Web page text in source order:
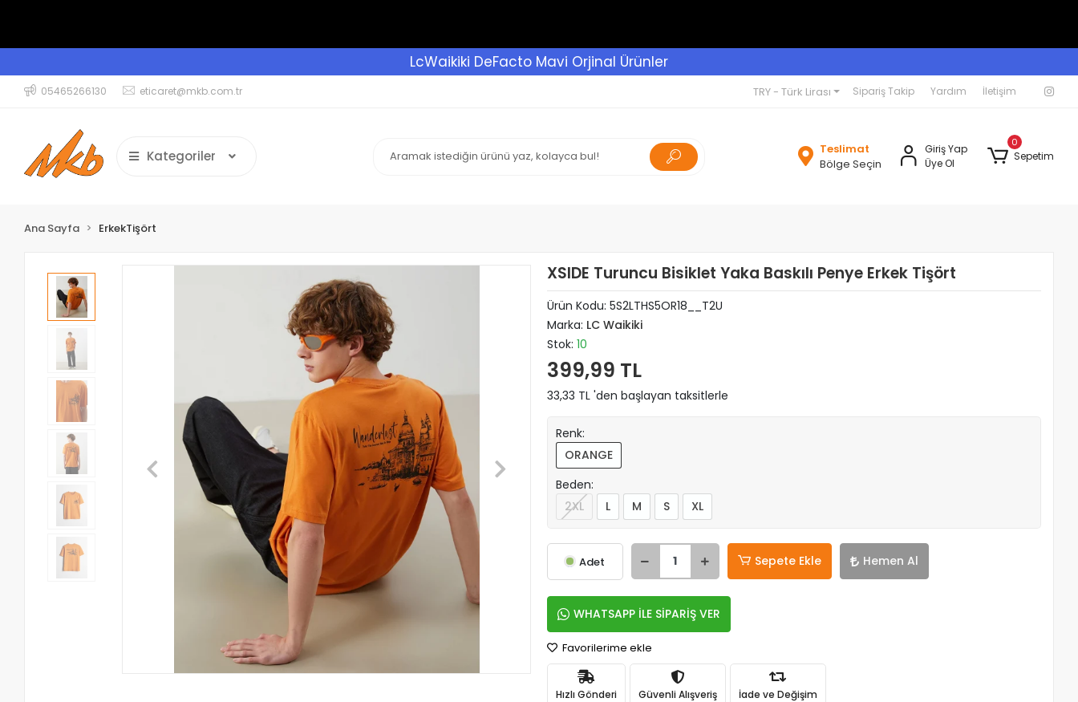
LcWaikiki DeFacto Mavi Orjinal Ürünler
05465266130 eticaret@mkb.com.tr TRY - Türk Lirası Sipariş Takip Yardım İletişim
Kategoriler
Teslimat
Bölge Seçin
Giriş Yap
Üye Ol
0
Sepetim
Ana Sayfa ErkekTişört
XSIDE Turuncu Bisiklet Yaka Baskılı Penye Erkek Tişört
Ürün Kodu: 5S2LTHS5OR18__T2U
Marka: LC Waikiki
Stok: 10
399,99 TL
33,33 TL 'den başlayan taksitlerle
Renk:
ORANGE
Beden:
2XL
L M S XL
Adet Sepete Ekle Hemen Al
WHATSAPP İLE SİPARİŞ VER
Favorilerime ekle
Hızlı Gönderi Güvenli Alışveriş İade ve Değişim